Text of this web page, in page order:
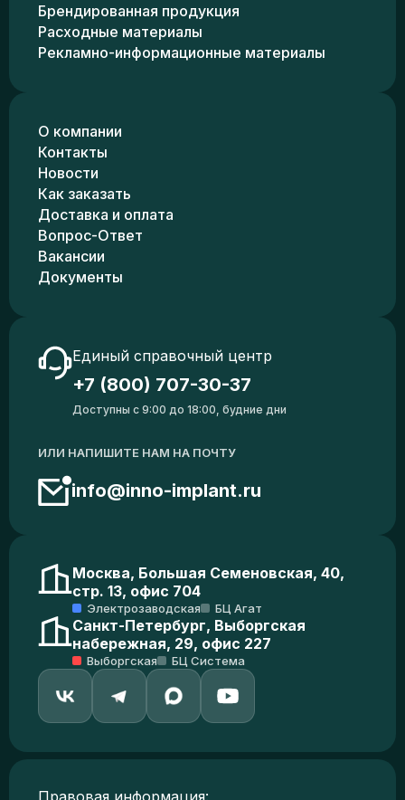
Брендированная продукция
Расходные материалы
Рекламно-информационные материалы
О компании
Контакты
Новости
Как заказать
Доставка и оплата
Вопрос-Ответ
Вакансии
Документы
Единый справочный центр
+7 (800) 707-30-37
Доступны с 9:00 до 18:00, будние дни
ИЛИ НАПИШИТЕ НАМ НА ПОЧТУ
info@inno-implant.ru
Москва, Большая Семеновская, 40,
стр. 13, офис 704
Электрозаводская БЦ Агат
Санкт-Петербург, Выборгская
набережная, 29, офис 227
Выборгская БЦ Система
Правовая информация: